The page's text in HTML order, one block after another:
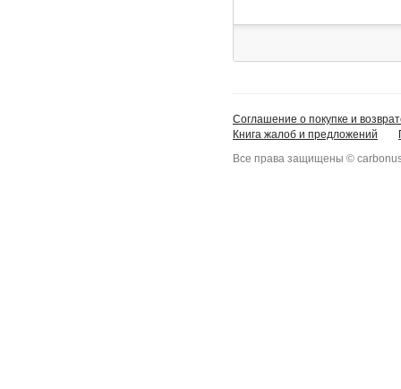
Соглашение о покупке и
Книга жалоб и предложений
Все права защищены ©